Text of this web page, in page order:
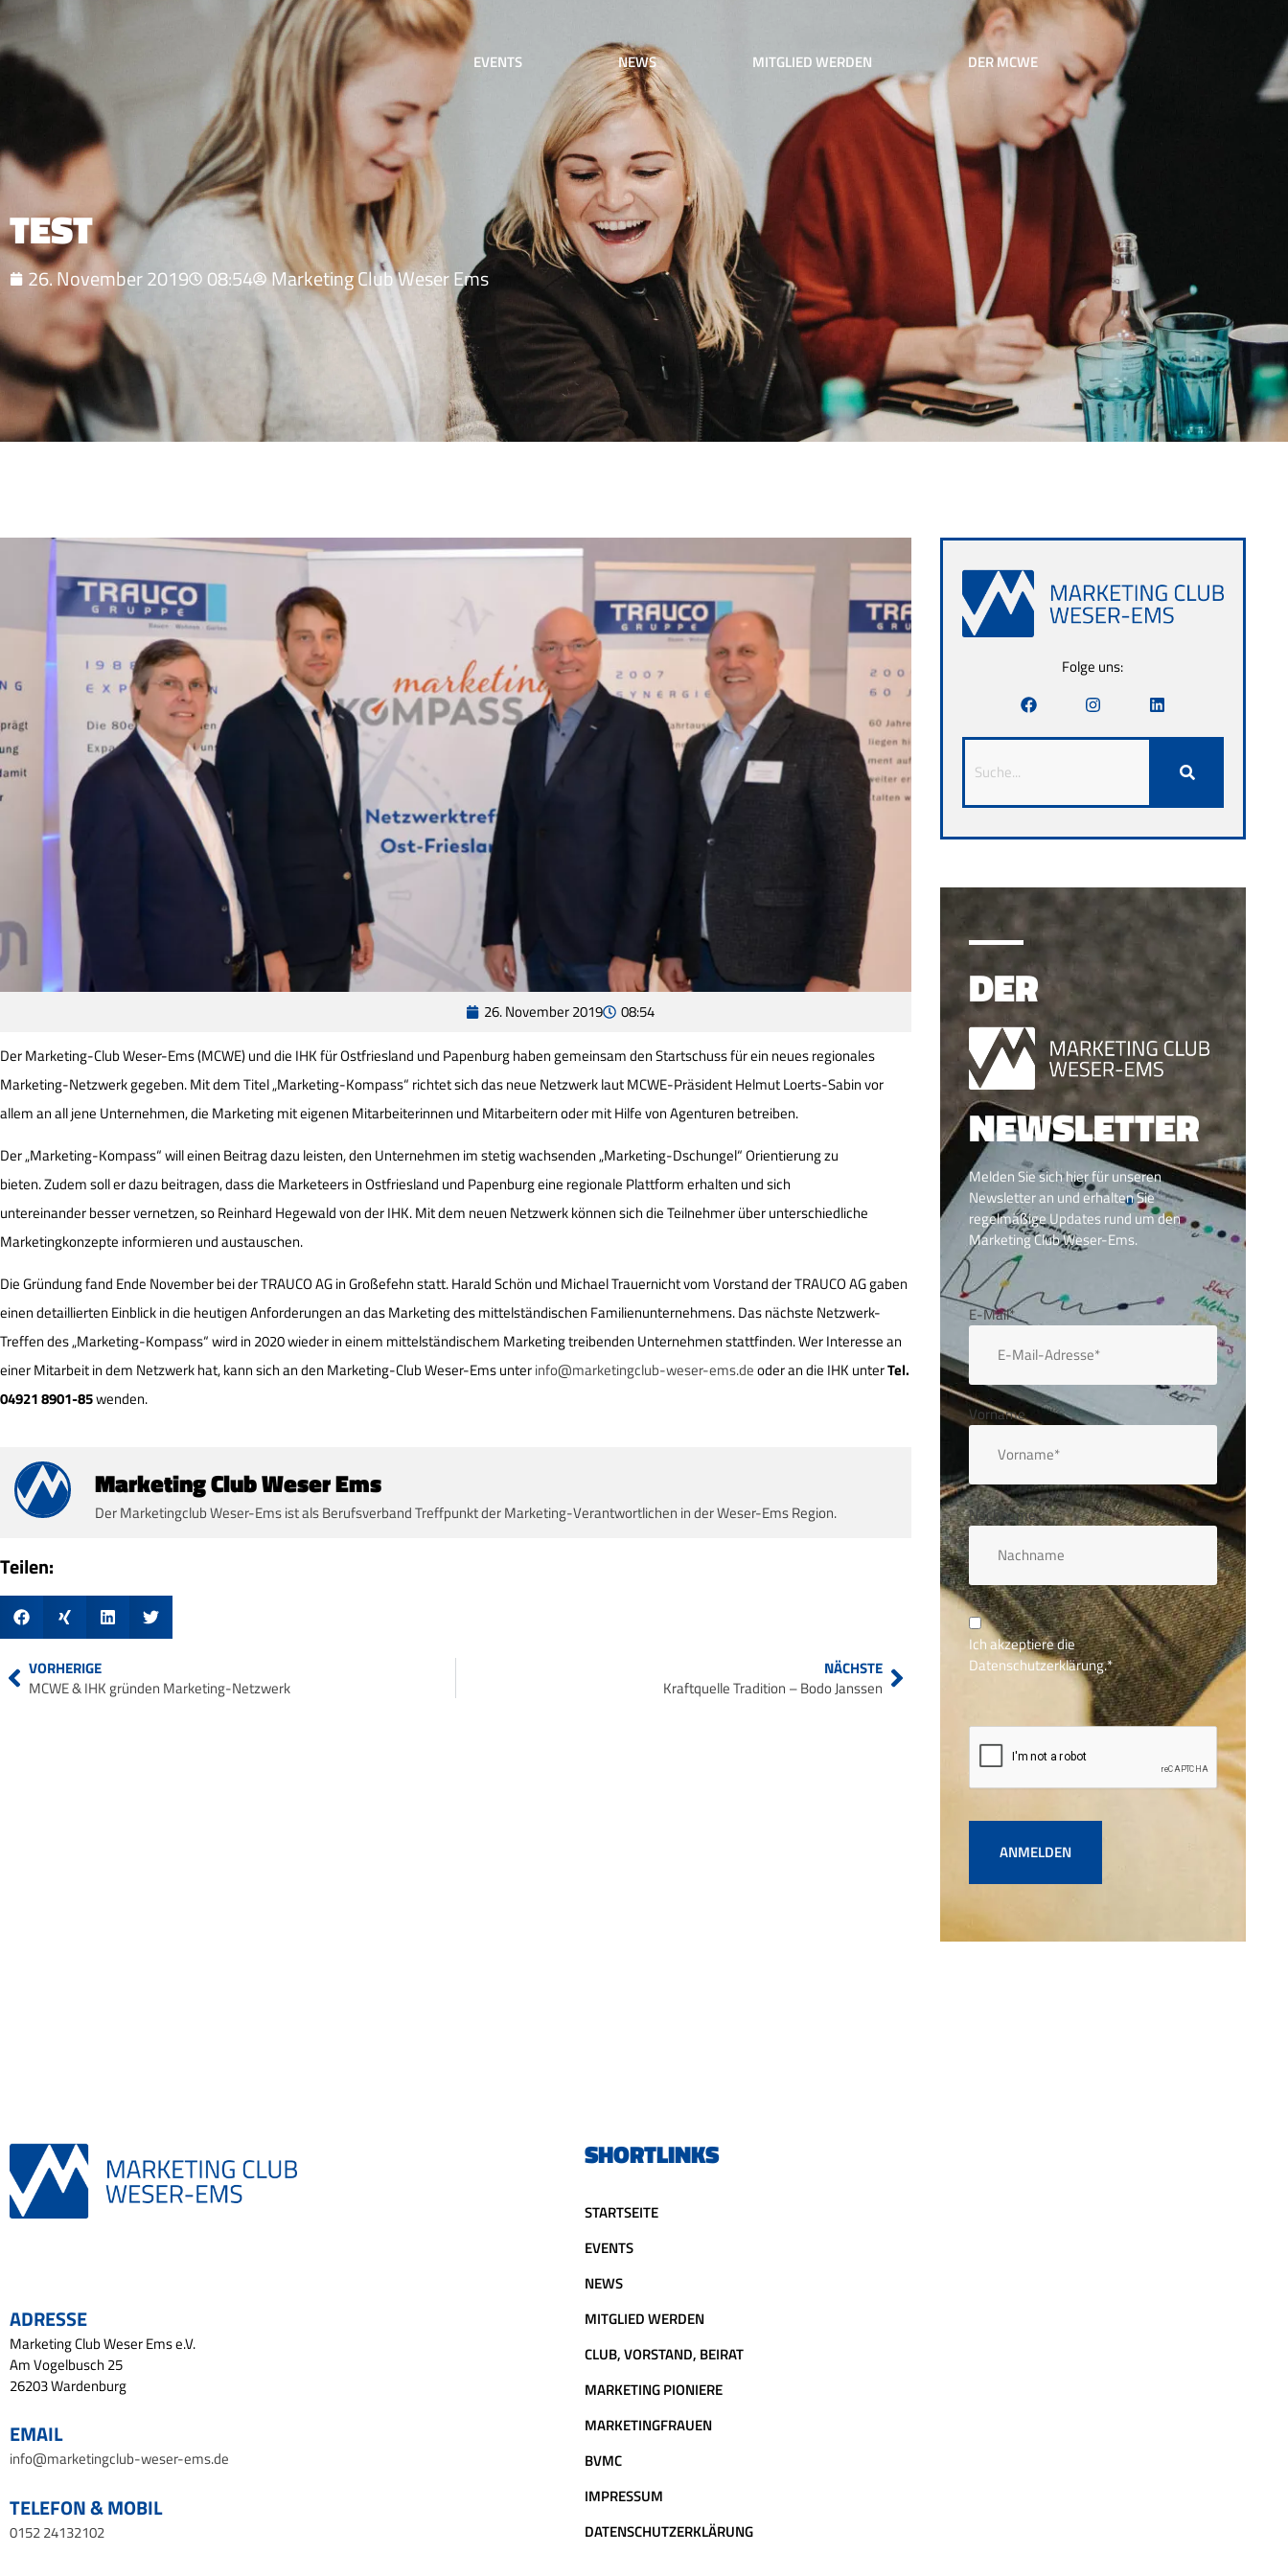
EVENTS NEWS MITGLIED WERDEN DER MCWE
TEST
26. November 2019 08:54 Marketing Club Weser Ems
26. November 2019
08:54
Der Marketing-Club Weser-Ems (MCWE) und die IHK für Ostfriesland und Papenburg haben gemeinsam den Startschuss für ein neues regionales
Marketing-Netzwerk gegeben. Mit dem Titel „Marketing-Kompass“ richtet sich das neue Netzwerk laut MCWE-Präsident Helmut Loerts-Sabin vor
allem an all jene Unternehmen, die Marketing mit eigenen Mitarbeiterinnen und Mitarbeitern oder mit Hilfe von Agenturen betreiben.
Der „Marketing-Kompass“ will einen Beitrag dazu leisten, den Unternehmen im stetig wachsenden „Marketing-Dschungel“ Orientierung zu
bieten. Zudem soll er dazu beitragen, dass die Marketeers in Ostfriesland und Papenburg eine regionale Plattform erhalten und sich
untereinander besser vernetzen, so Reinhard Hegewald von der IHK. Mit dem neuen Netzwerk können sich die Teilnehmer über unterschiedliche
Marketingkonzepte informieren und austauschen.
Die Gründung fand Ende November bei der TRAUCO AG in Großefehn statt. Harald Schön und Michael Trauernicht vom Vorstand der TRAUCO AG gaben
einen detaillierten Einblick in die heutigen Anforderungen an das Marketing des mittelständischen Familienunternehmens. Das nächste Netzwerk-
Treffen des „Marketing-Kompass“ wird in 2020 wieder in einem mittelständischem Marketing treibenden Unternehmen stattfinden. Wer Interesse an
einer Mitarbeit in dem Netzwerk hat, kann sich an den Marketing-Club Weser-Ems unterinfo@marketingclub-weser-ems.deoder an die IHK unterTel.
04921 8901-85wenden.
Marketing Club Weser Ems
Der Marketingclub Weser-Ems ist als Berufsverband Treffpunkt der Marketing-Verantwortlichen in der Weser-Ems Region.
Teilen:
VORHERIGE
MCWE & IHK gründen Marketing-Netzwerk
NÄCHSTE
Kraftquelle Tradition – Bodo Janssen
Folge uns:
DER
NEWSLETTER
Melden Sie sich hier für unseren
Newsletter an und erhalten Sie
regelmäßige Updates rund um den
Marketing Club Weser-Ems.
E-Mail*
Vorname
Nachname
Ich akzeptiere die
Datenschutzerklärung.*
ANMELDEN
ADRESSE
Marketing Club Weser Ems e.V.
Am Vogelbusch 25
26203 Wardenburg
EMAIL
info@marketingclub-weser-ems.de
TELEFON & MOBIL
0152 24132102
SHORTLINKS
STARTSEITE
EVENTS
NEWS
MITGLIED WERDEN
CLUB, VORSTAND, BEIRAT
MARKETING PIONIERE
MARKETINGFRAUEN
BVMC
IMPRESSUM
DATENSCHUTZERKLÄRUNG